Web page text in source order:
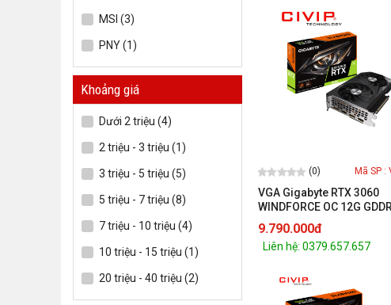
(0) Mã SP :
VGA Gigabyte RTX 3060
WINDFORCE OC 12G
N3060WF2OC-12GD)
9.790.000đ
Liên hệ: 0379.657.657
MSI (3)
PNY (1)
Khoảng giá
Dưới 2 triệu (4)
2 triệu - 3 triệu (1)
3 triệu - 5 triệu (5)
5 triệu - 7 triệu (8)
7 triệu - 10 triệu (4)
10 triệu - 15 triệu (1)
20 triệu - 40 triệu (2)